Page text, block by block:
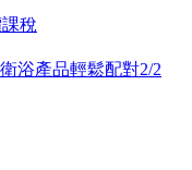
稅
浴產品輕鬆配對2/2